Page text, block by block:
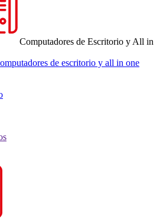
Computadores de Escritorio y All in
de escritorio y all in one